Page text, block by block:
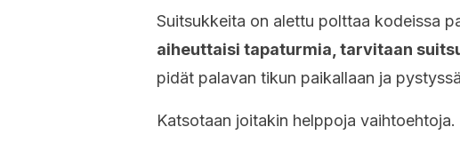
Suitsukkeita on alettu polttaa kodeissa
aiheuttaisi tapaturmia, tarvitaan
pidät palavan tikun paikallaan ja
Katsotaan joitakin helppoja vaihtoehtoja.